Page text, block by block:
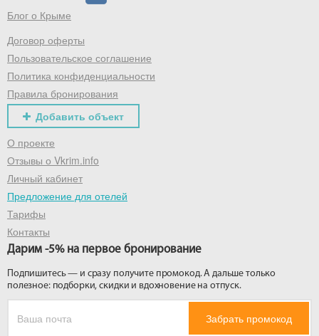
Блог о Крыме
Договор оферты
Пользовательское соглашение
Политика конфиденциальности
Правила бронирования
Добавить объект
О проекте
Отзывы о Vkrim.info
Личный кабинет
Предложение для отелей
Тарифы
Контакты
Дарим -5% на первое бронирование
Подпишитесь — и сразу получите промокод. А дальше только
полезное: подборки, скидки и вдохновение на отпуск.
Забрать промокод